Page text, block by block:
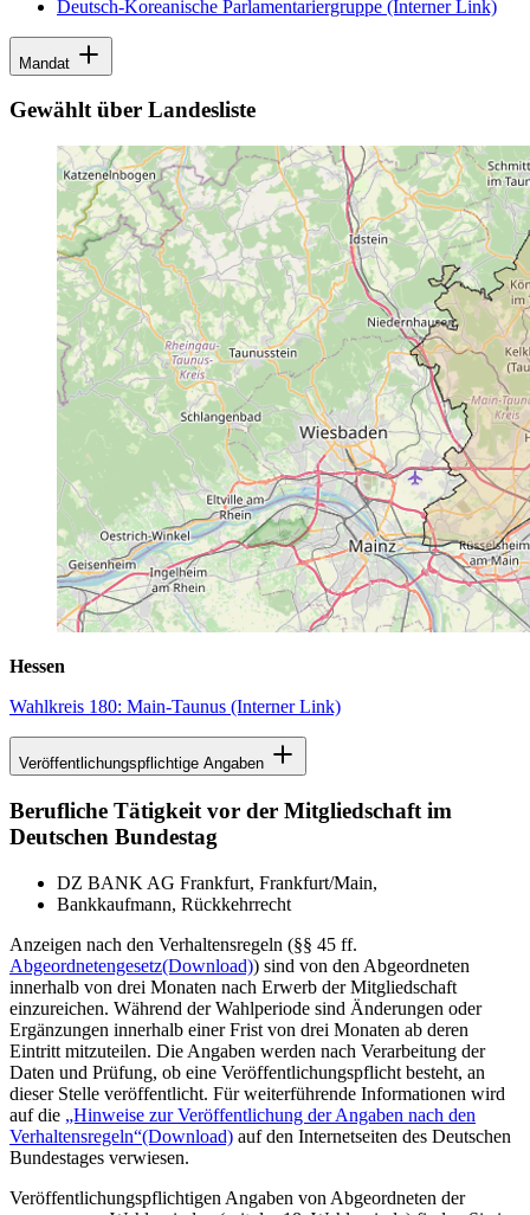
Deutsch-Koreanische Parlamentariergruppe (Interner Link)
Mandat
Gewählt über Landesliste
Hessen
Wahlkreis 180: Main-Taunus (Interner Link)
Veröffentlichungspflichtige Angaben
Berufliche Tätigkeit vor der Mitgliedschaft im
Deutschen Bundestag
DZ BANK AG Frankfurt, Frankfurt/Main,
Bankkaufmann, Rückkehrrecht
Anzeigen nach den Verhaltensregeln (§§ 45 ff.
Abgeordnetengesetz(Download)) sind von den Abgeordneten
innerhalb von drei Monaten nach Erwerb der Mitgliedschaft
einzureichen. Während der Wahlperiode sind Änderungen oder
Ergänzungen innerhalb einer Frist von drei Monaten ab deren
Eintritt mitzuteilen. Die Angaben werden nach Verarbeitung der
Daten und Prüfung, ob eine Veröffentlichungspflicht besteht, an
dieser Stelle veröffentlicht. Für weiterführende Informationen wird
auf die „Hinweise zur Veröffentlichung der Angaben nach den
Verhaltensregeln“(Download) auf den Internetseiten des Deutschen
Bundestages verwiesen.
Veröffentlichungspflichtigen Angaben von Abgeordneten der